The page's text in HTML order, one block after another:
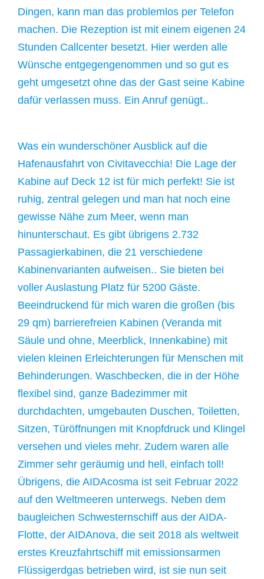
Dingen, kann man das problemlos per Telefon
machen. Die Rezeption ist mit einem eigenen 24
Stunden Callcenter besetzt. Hier werden alle
Wünsche entgegengenommen und so gut es
geht umgesetzt ohne das der Gast seine Kabine
dafür verlassen muss. Ein Anruf genügt..
Was ein wunderschöner Ausblick auf die
Hafenausfahrt von Civitavecchia! Die Lage der
Kabine auf Deck 12 ist für mich perfekt! Sie ist
ruhig, zentral gelegen und man hat noch eine
gewisse Nähe zum Meer, wenn man
hinunterschaut. Es gibt übrigens 2.732
Passagierkabinen, die 21 verschiedene
Kabinenvarianten aufweisen.. Sie bieten bei
voller Auslastung Platz für 5200 Gäste.
Beeindruckend für mich waren die großen (bis
29 qm) barrierefreien Kabinen (Veranda mit
Säule und ohne, Meerblick, Innenkabine) mit
vielen kleinen Erleichterungen für Menschen mit
Behinderungen. Waschbecken, die in der Höhe
flexibel sind, ganze Badezimmer mit
durchdachten, umgebauten Duschen, Toiletten,
Sitzen, Türöffnungen mit Knopfdruck und Klingel
versehen und vieles mehr. Zudem waren alle
Zimmer sehr geräumig und hell, einfach toll!
Übrigens, die AIDAcosma ist seit Februar 2022
auf den Weltmeeren unterwegs. Neben dem
baugleichen Schwesternschiff aus der AIDA-
Flotte, der AIDAnova, die seit 2018 als weltweit
erstes Kreuzfahrtschiff mit emissionsarmen
Flüssigerdgas betrieben wird, ist sie nun seit